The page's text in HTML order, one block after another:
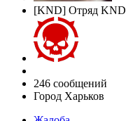
[KND] Отряд KND
246 сообщений
Город Харьков